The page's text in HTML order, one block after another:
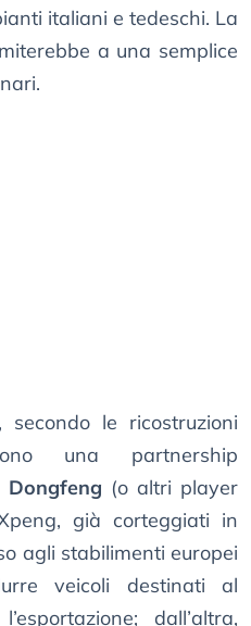
italiani e tedeschi. La
a una semplice
le ricostruzioni
una partnership
Dongfeng (o altri player
già corteggiati in
agli stabilimenti europei
veicoli destinati al
dall’altra,